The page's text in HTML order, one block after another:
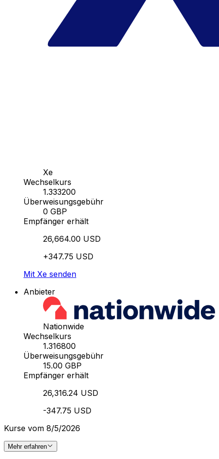
Xe
Wechselkurs
1.333200
Überweisungsgebühr
0 GBP
Empfänger erhält
26,664.00 USD
+347.75 USD
Mit Xe senden
Anbieter
Nationwide
Wechselkurs
1.316800
Überweisungsgebühr
15.00 GBP
Empfänger erhält
26,316.24 USD
-347.75 USD
Kurse vom 8/5/2026
Mehr erfahren